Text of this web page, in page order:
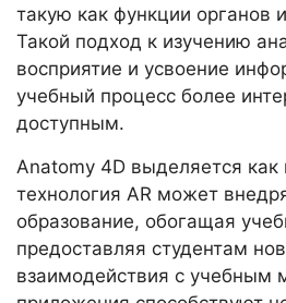
такую как функции органов
Такой подход к изучению
восприятие и усвоение
учебный процесс более
доступным.
Anatomy 4D выделяется как
технология AR может
образование, обогащая
предоставляя студентам
взаимодействия с учебным